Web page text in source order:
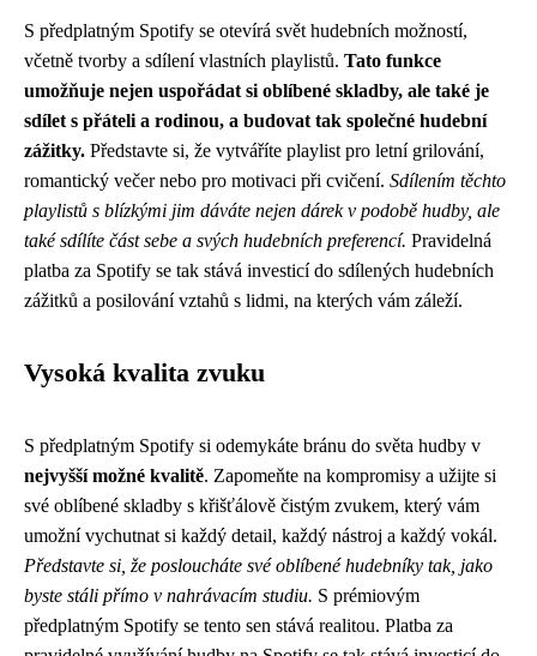
S předplatným Spotify se otevírá svět hudebních možností,
včetně tvorby a sdílení vlastních playlistů. Tato funkce
umožňuje nejen uspořádat si oblíbené skladby, ale také je
sdílet s přáteli a rodinou, a budovat tak společné hudební
zážitky. Představte si, že vytváříte playlist pro letní grilování,
romantický večer nebo pro motivaci při cvičení. Sdílením těchto
playlistů s blízkými jim dáváte nejen dárek v podobě hudby, ale
také sdílíte část sebe a svých hudebních preferencí. Pravidelná
platba za Spotify se tak stává investicí do sdílených hudebních
zážitků a posilování vztahů s lidmi, na kterých vám záleží.
Vysoká kvalita zvuku
S předplatným Spotify si odemykáte bránu do světa hudby v
nejvyšší možné kvalitě. Zapomeňte na kompromisy a užijte si
své oblíbené skladby s křišťálově čistým zvukem, který vám
umožní vychutnat si každý detail, každý nástroj a každý vokál.
Představte si, že posloucháte své oblíbené hudebníky tak, jako
byste stáli přímo v nahrávacím studiu. S prémiovým
předplatným Spotify se tento sen stává realitou. Platba za